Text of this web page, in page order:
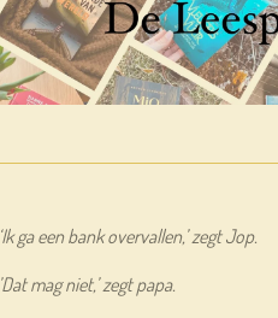
‘Ik ga een bank overvallen,’ zegt Jop.
’Dat mag niet,’ zegt papa.